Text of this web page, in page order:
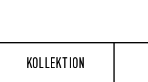
KOLLEKTION